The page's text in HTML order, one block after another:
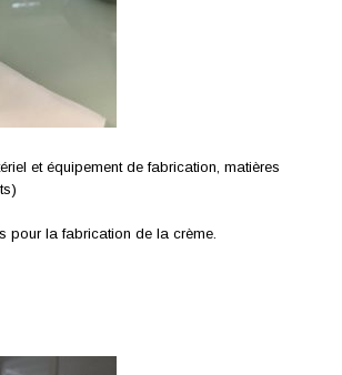
et équipement de fabrication, matières
pour la fabrication de la crème.